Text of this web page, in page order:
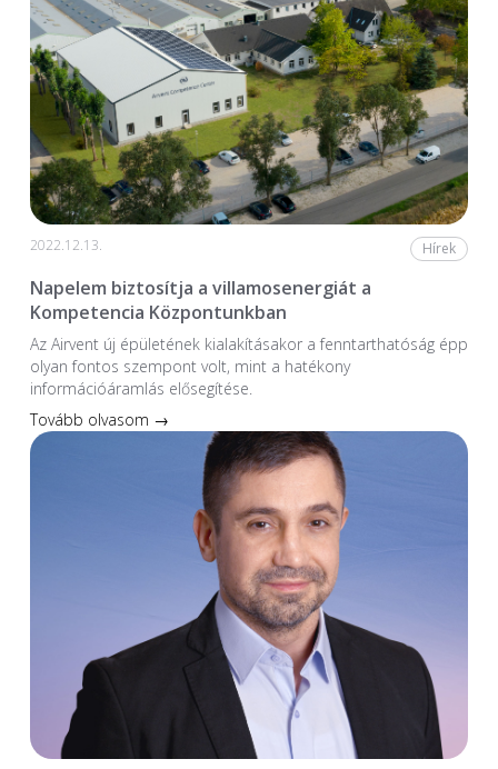
2022.12.13. Hírek
Napelem biztosítja a villamosenergiát a
Kompetencia Központunkban
Az Airvent új épületének kialakításakor a fenntarthatóság épp
olyan fontos szempont volt, mint a hatékony
információáramlás elősegítése.
Tovább olvasom →